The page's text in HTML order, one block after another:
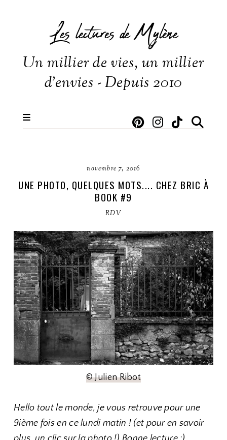
Les lectures de Mylène
Un millier de vies, un millier
d'envies - Depuis 2010
novembre 7, 2016
UNE PHOTO, QUELQUES MOTS.... CHEZ BRIC À
BOOK #9
RDV
© Julien Ribot
Hello tout le monde, je vous retrouve pour une
9ième fois en ce lundi matin ! (et pour en savoir